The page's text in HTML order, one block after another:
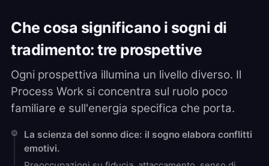
Che cosa significano i sogni di
tradimento: tre prospettive
Ogni prospettiva illumina un livello diverso. Il
Process Work si concentra sul ruolo poco
familiare e sull'energia specifica che porta.
La scienza del sonno dice: il sogno elabora conflitti
emotivi.